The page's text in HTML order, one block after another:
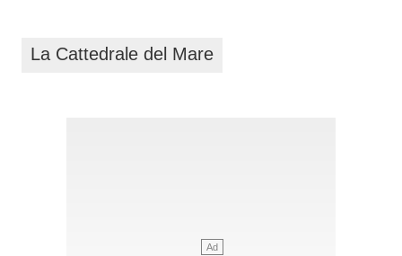
La Cattedrale del Mare